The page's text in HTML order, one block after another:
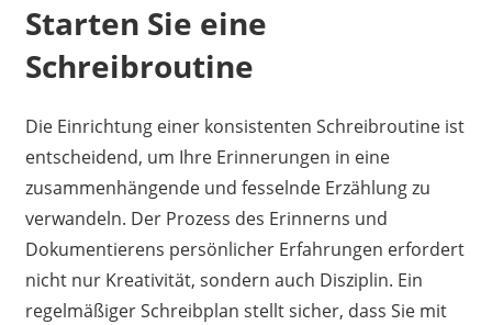
Starten Sie eine
Schreibroutine
Die Einrichtung einer konsistenten Schreibroutine ist
entscheidend, um Ihre Erinnerungen in eine
zusammenhängende und fesselnde Erzählung zu
verwandeln. Der Prozess des Erinnerns und
Dokumentierens persönlicher Erfahrungen erfordert
nicht nur Kreativität, sondern auch Disziplin. Ein
regelmäßiger Schreibplan stellt sicher, dass Sie mit